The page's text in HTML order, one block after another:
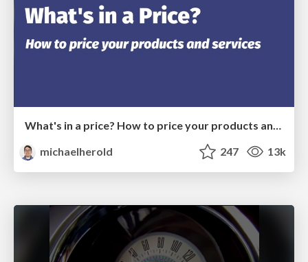
What's in a price? How to price your products and services
michaelherold
247 13k